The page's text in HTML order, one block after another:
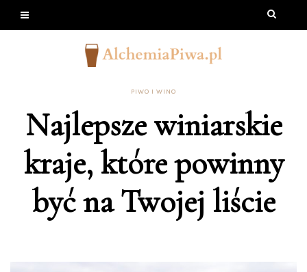
PIWO I WINO
Najlepsze winiarskie
kraje, które powinny
być na Twojej liście